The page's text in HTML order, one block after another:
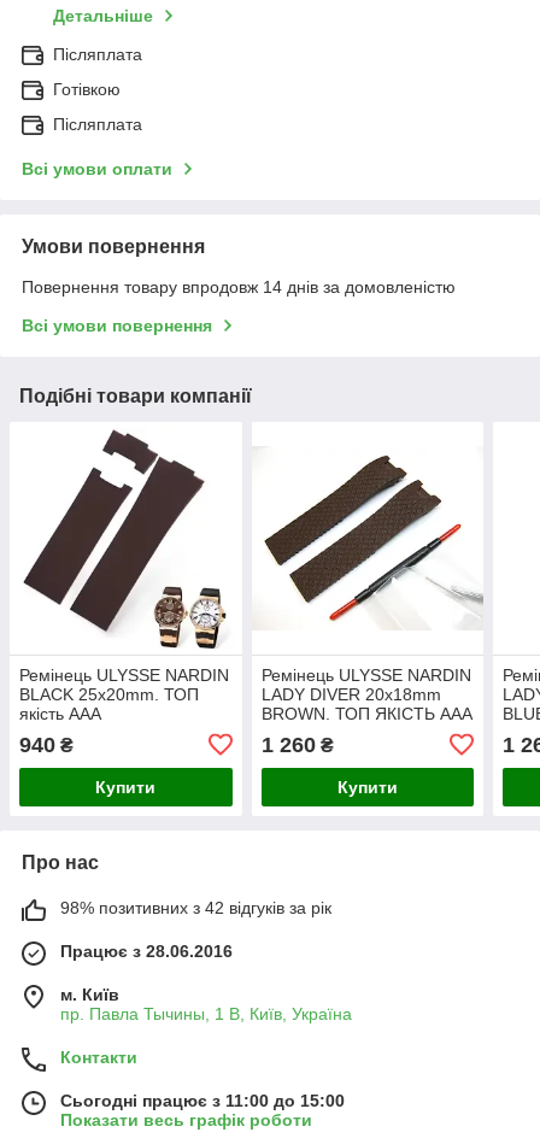
Детальніше
Післяплата
Готівкою
Післяплата
Всі умови оплати
Умови повернення
Повернення товару впродовж 14 днів за домовленістю
Всі умови повернення
Подібні товари компанії
Ремінець ULYSSE NARDIN
BLACK 25x20mm. ТОП
якість AAA
940 ₴
Купити
Ремінець ULYSSE NARDIN
LADY DIVER 20x18mm
BROWN. ТОП ЯКІСТЬ AAA
1 260₴
Купити
1
Про нас
98% позитивних з 42 відгуків за рік
Працює з 28.06.2016
м. Київ
пр. Павла Тычины, 1 В, Київ, Україна
Контакти
Сьогодні працює з 11:00 до 15:00
Показати весь графік роботи